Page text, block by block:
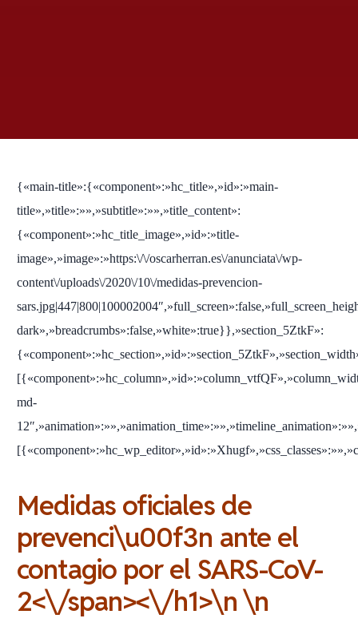
{«main-title»:{«component»:»hc_title»,»id»:»main-
title»,»title»:»»,»subtitle»:»»,»title_content»:
{«component»:»hc_title_image»,»id»:»title-
image»,»image»:»https:\/\/oscarherran.es\/anunciata\/wp-
content\/uploads\/2020\/10\/medidas-prevencion-
dark»,»breadcrumbs»:false,»white»:true}},»section_5ZtkF»:
md-
Medidas oficiales de
prevenci\u00f3n ante el
contagio por el SARS-CoV-
2<\/span><\/h1>\n \n